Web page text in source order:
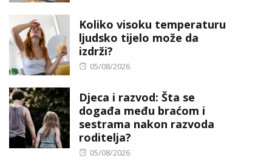
Koliko visoku temperaturu
ljudsko tijelo može da
izdrži?
Posted
05/08/2026
Djeca i razvod: Šta se
događa među braćom i
sestrama nakon razvoda
roditelja?
Posted
05/08/2026